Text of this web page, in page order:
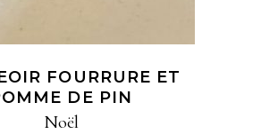
FOURRURE ET
DE PIN
Noël